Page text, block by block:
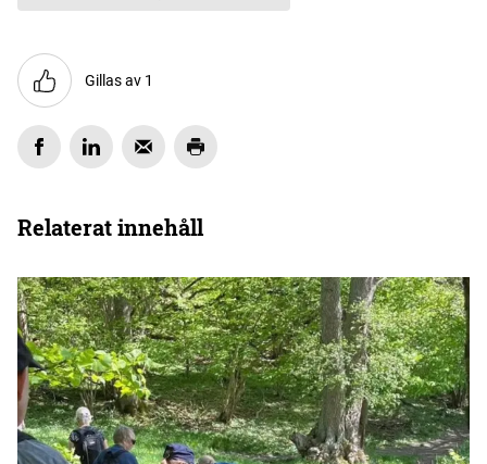
Gillas av 1
Relaterat innehåll